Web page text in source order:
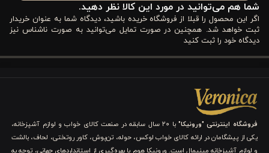
تشک، کاور لحاف، دو روبالشی ساده و دو دوروبالشی طرحدار
هماهنگی کامل را برای تخت دونفره سایزهای ۱۶۰ و ۱۸۰ سانتی‌متر ایجاد
ویژگی های کاور لحاف 6 تکه دونفره ورونیکا مدل solinda
نخ اکالیپتوس
کاور لحاف ۶ تکه دونفره ورونیکا مدل Solinda ترکیبی ازطراحی زیبا،
کیفیت پارچه و راحتی استفادهاست که تجربه‌ای متفاوت از خواب آرام
شما هم می‌توانید در مورد این کالا نظر دهید.
اگر این محصول را قبلا از فروشگاه خریده باشید، دیدگاه شما به عنوان خریدار
ثبت خواهد شد. همچنین در صورت تمایل می‌توانید به صورت ناشناس نیز
دیدگاه خود را ثبت کنید
فروشگاه اینترنتی "ورونیکا"
با ۲۰ سال سابقه در صنعت کالای خواب و لوازم آشپزخانه،
یکی از پیشگامان در ارائه کالای خواب لوکس، حوله، تن‌پوش، کاور روتختی، لحاف، بالشت
و لوازم آشپزخانه مینیمال است. ورونیکا هوم با بهره‌گیری از استانداردهای جهانی، توجه به